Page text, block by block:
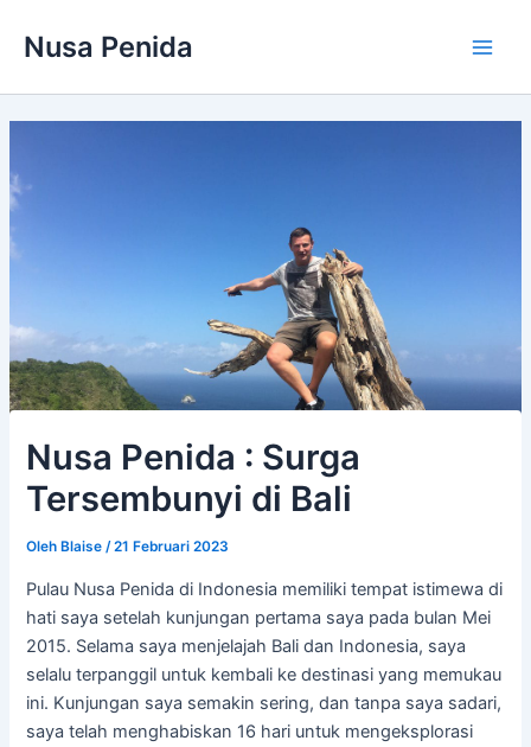
Nusa Penida
Nusa Penida : Surga
Tersembunyi di Bali
Oleh Blaise/21 Februari 2023
Pulau Nusa Penida di Indonesia memiliki tempat istimewa di
hati saya setelah kunjungan pertama saya pada bulan Mei
2015. Selama saya menjelajah Bali dan Indonesia, saya
selalu terpanggil untuk kembali ke destinasi yang memukau
ini. Kunjungan saya semakin sering, dan tanpa saya sadari,
saya telah menghabiskan 16 hari untuk mengeksplorasi